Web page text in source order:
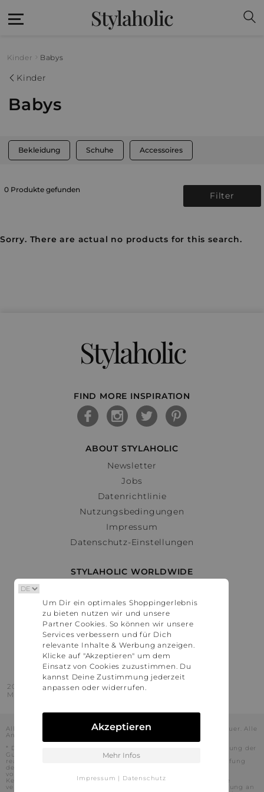
Stylaholic
Kinder Babys
Kinder
Babys
Bekleidung Schuhe Accessoires
0 Produkte gefunden
Filter
Sorry. There are actual no products for this search.
Stylaholic
FIND MORE INSPIRATION
ABOUT STYLAHOLIC
Newsletter
Jobs
Datenrichtlinie
Nutzungsbedingungen
Impressum
Datenschutz-Einstellungen
STYLAHOLIC WORLDWIDE
Österreich
Schweiz
France
United States
2016 - 2026 © Stylaholic.
Made for you with love in munich.
Alle Preise inkl. der jeweils geltenden gesetzlichen Mehrwertsteuer. Alle
Angaben ohne Gewähr.
* Die angezeigten Preise beinhalten Rabatte, die durch die Nutzung der
Gutschein-Codes auf den Seiten unserer Partner voraussichtlich
realisiert werden können. Stylaholic führt keine vollständige Prüfung
der Gutschein-Codes durch und es kann daher in Einzelfällen
vorkommen, dass die Gutscheine abweichend von unserem
Kenntnisstand bei dem jeweiligen Shop nicht oder nur teilweise
verwendet werden können. Darüber hinaus kann deren Verwendung an
Um Dir ein optimales Shoppingerlebnis
zu bieten nutzen wir und unsere
Partner Cookies. So können wir unsere
Services verbessern und für Dich
relevante Inhalte & Werbung anzeigen.
Klicke auf "Akzeptieren" um dem
Einsatz von Cookies zuzustimmen. Du
kannst Deine Zustimmung jederzeit
anpassen oder widerrufen.
Akzeptieren
Mehr Infos
Impressum | Datenschutz